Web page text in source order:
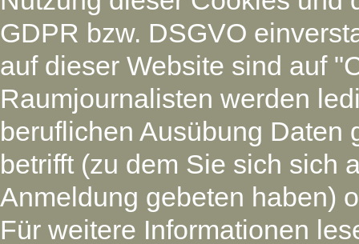
GDPR bzw. DSGVO
auf dieser Website sind auf
Raumjournalisten werden
beruflichen Ausübung Daten
betrifft (zu dem Sie sich sich
Anmeldung gebeten haben)
Für weitere Informationen